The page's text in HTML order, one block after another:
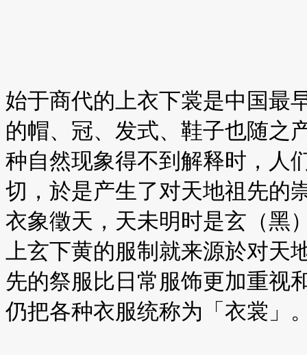
始于商代的上衣下裳是中国最
的帽、冠、发式、鞋子也随之
种自然现象得不到解释时，人
切，於是产生了对天地祖先的
衣象徵天，天未明时是玄（黑
上玄下黄的服制就来源於对
先的祭服比日常服饰更加重视
仍把各种衣服统称为「衣裳」